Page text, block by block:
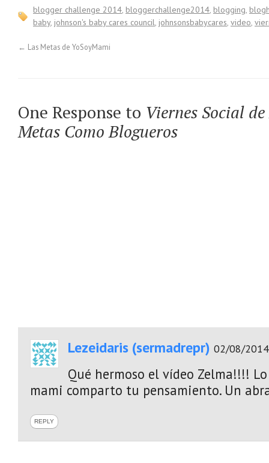
blogger challenge 2014, bloggerchallenge2014, blogging,
baby, johnson's baby cares council, johnsonsbabycares, video,
← Las Metas de YoSoyMami
One Response to Viernes Social
Metas Como Blogueros
Lezeidaris (sermadrepr) 02/08/
Qué hermoso el vídeo Zelma!!!!
mami comparto tu pensamiento. Un
REPLY